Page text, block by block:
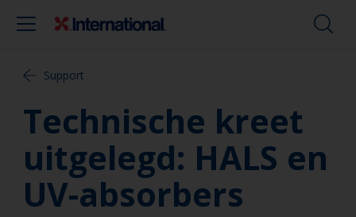
Support
Technische kreet
uitgelegd: HALS en
UV-absorbers